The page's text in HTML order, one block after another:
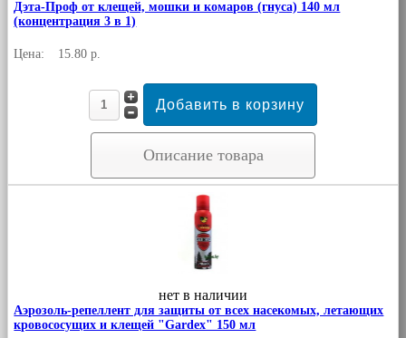
Дэта-Проф от клещей, мошки и комаров (гнуса) 140 мл
(концентрация 3 в 1)
Цена: 15.80 р.
Описание товара
нет в наличии
Аэрозоль-репеллент для защиты от всех насекомых, летающих
кровососущих и клещей "Gardex" 150 мл